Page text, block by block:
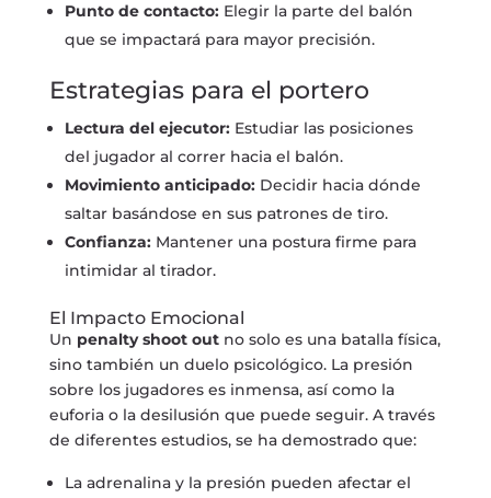
Punto de contacto:Elegir la parte del balón
que se impactará para mayor precisión.
Estrategias para el portero
Lectura del ejecutor:Estudiar las posiciones
del jugador al correr hacia el balón.
Movimiento anticipado:Decidir hacia dónde
saltar basándose en sus patrones de tiro.
Confianza:Mantener una postura firme para
intimidar al tirador.
El Impacto Emocional
Un penalty shoot outno solo es una batalla física,
sino también un duelo psicológico. La presión
sobre los jugadores es inmensa, así como la
euforia o la desilusión que puede seguir. A través
de diferentes estudios, se ha demostrado que:
La adrenalina y la presión pueden afectar el